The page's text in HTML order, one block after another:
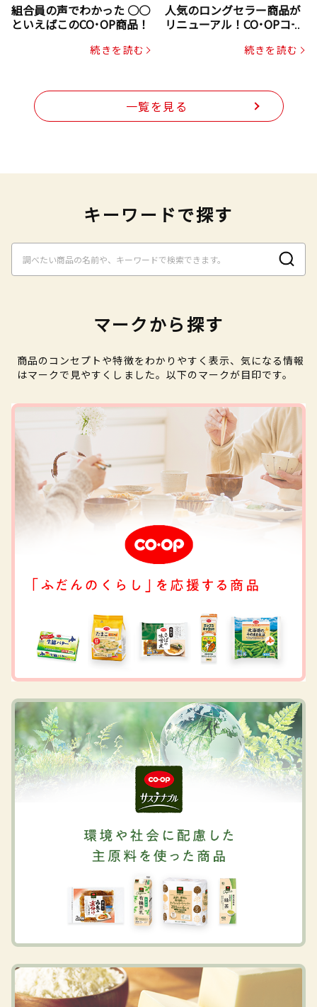
組合員の声でわかった ○○
といえばこのCO･OP商品！
続きを読む
人気のロングセラー商品が
リニューアル！CO･OPコー
続きを読む
一覧を見る
キーワードで探す
マークから探す
商品のコンセプトや特徴をわかりやすく表示、気になる情報
はマークで見やすくしました。以下のマークが目印です。